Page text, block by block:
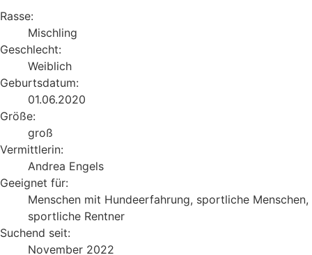
Rasse:
Mischling
Geschlecht:
Weiblich
Geburtsdatum:
01.06.2020
Größe:
groß
Vermittlerin:
Andrea Engels
Geeignet für:
Menschen mit Hundeerfahrung, sportliche Menschen,
sportliche Rentner
Suchend seit:
November 2022